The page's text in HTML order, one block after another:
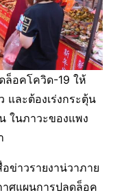
ล็อคโควิด-19 ให้
และต้องเร่งกระตุ้น
ในภาวะของแพง
ข่าวรายงาน่วาภาย
ศแผนการปลดล็อค